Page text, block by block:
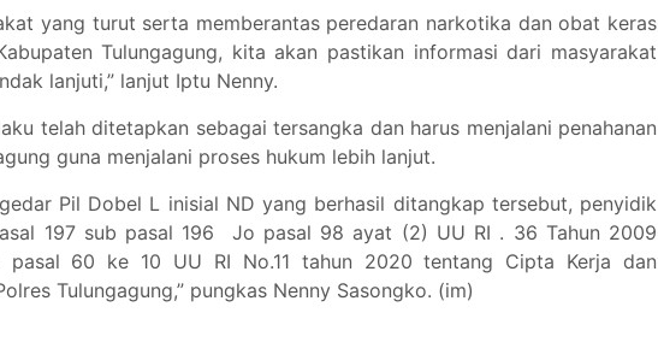
yang turut serta memberantas peredaran narkotika dan obat keras
Tulungagung, kita akan pastikan informasi dari masyarakat
lanjuti,” lanjut Iptu Nenny.
telah ditetapkan sebagai tersangka dan harus menjalani penahanan
guna menjalani proses hukum lebih lanjut.
Pil Dobel L inisial ND yang berhasil ditangkap tersebut, penyidik
197 sub pasal 196 Jo pasal 98 ayat (2) UU RI . 36 Tahun 2009
pasal 60 ke 10 UU RI No.11 tahun 2020 tentang Cipta Kerja dan
Tulungagung,” pungkas Nenny Sasongko. (im)